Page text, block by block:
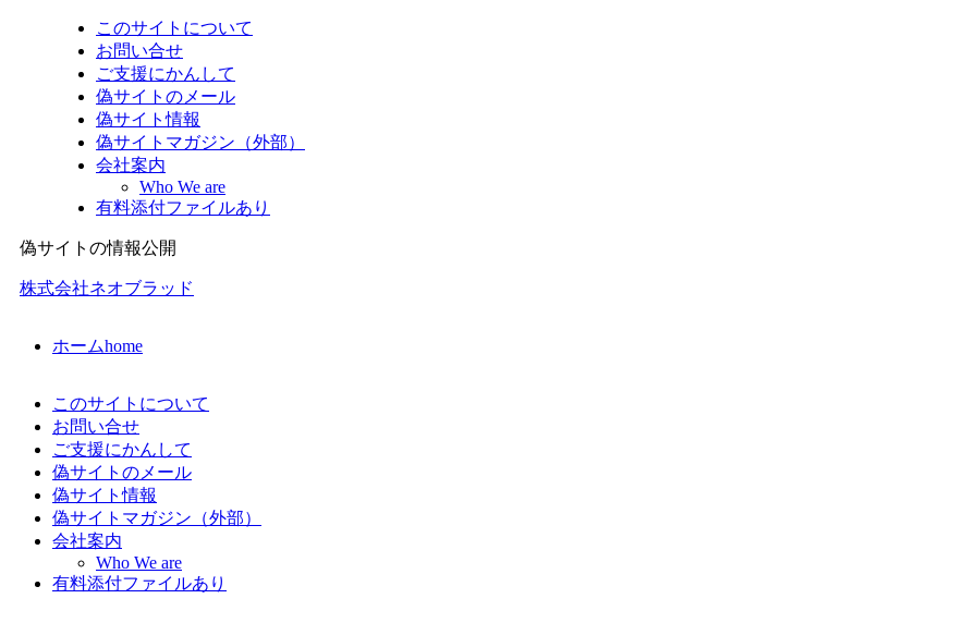
このサイトについて
お問い合せ
ご支援にかんして
偽サイトのメール
偽サイト情報
偽サイトマガジン（外部）
会社案内
Who We are
有料添付ファイルあり
偽サイトの情報公開
株式会社ネオブラッド
ホームhome
このサイトについて
お問い合せ
ご支援にかんして
偽サイトのメール
偽サイト情報
偽サイトマガジン（外部）
会社案内
Who We are
有料添付ファイルあり